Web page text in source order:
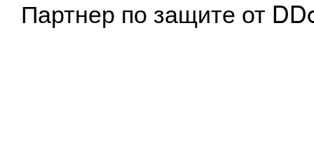
Партнер по защите от